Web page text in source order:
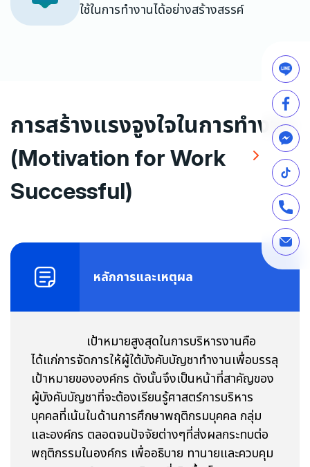
ใช้ในการทำงานได้อย่างสร้างสรรค์
การสร้างแรงจูงใจในการทำงาน
(Motivation for Work
Successful)
หลักการและเหตุผล
เป้าหมายสูงสุดในการบริหารงานคือ
ได้แก่การจัดการให้ผู้ใต้บังคับบัญชาทำงานเพื่อบรรลุ
เป้าหมายขององค์กร ดังนั้นจึงเป็นหน้าที่สาคัญของ
ผู้บังคับบัญชาที่จะต้องเรียนรู้ศาสตร์การบริหาร
บุคคลที่เน้นในด้านการศึกษาพฤติกรมบุคคล กลุ่ม
และองค์กร ตลอดจนปัจจัยต่างๆที่ส่งผลกระทบต่อ
พฤติกรรมในองค์กร เพื่ออธิบาย ทานายและควบคุม